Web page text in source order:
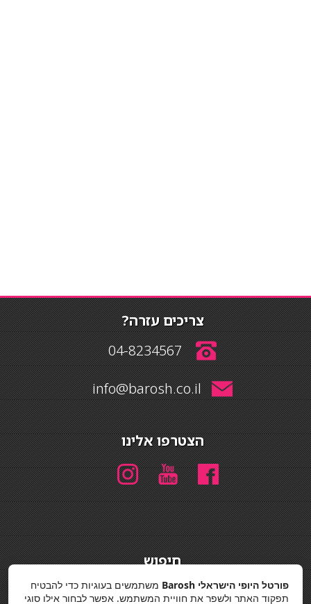
צריכים עזרה?
04-8234567
info@barosh.co.il
הצטרפו אלינו
חיפוש
מדיניות פרטיות
פורטל היופי הישראלי Barosh
משתמשים בעוגיות כדי להבטיח
תפקוד האתר ולשפר את חוויית המשתמש. אפשר לבחור אילו סוגי